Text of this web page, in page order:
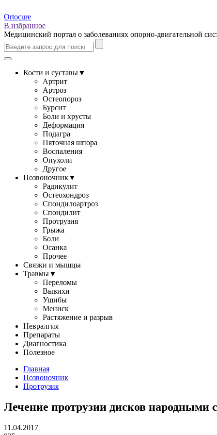
Ortocure
В избранное
Медицинский портал о заболеваниях опорно-двигательной
Кости и суставы▼
Артрит
Артроз
Остеопороз
Бурсит
Боли и хрусты
Деформация
Подагра
Пяточная шпора
Воспаления
Опухоли
Другое
Позвоночник▼
Радикулит
Остеохондроз
Спондилоартроз
Спондилит
Протрузия
Грыжа
Боли
Осанка
Прочее
Связки и мышцы
Травмы▼
Переломы
Вывихи
Ушибы
Мениск
Растяжение и разрыв
Невралгия
Препараты
Диагностика
Полезное
Главная
Позвоночник
Протрузия
Лечение протрузии дисков народными
11.04.2017